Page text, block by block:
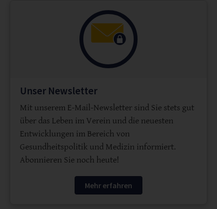
Unser Newsletter
Mit unserem E-Mail-Newsletter sind Sie stets gut
über das Leben im Verein und die neuesten
Entwicklungen im Bereich von
Gesundheitspolitik und Medizin informiert.
Abonnieren Sie noch heute!
Mehr erfahren